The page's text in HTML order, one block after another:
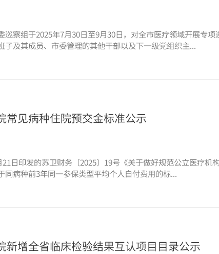
巡察组于2025年7月30日至9月30日，对全市医疗领域开展专
子及其成员、市委管理的其他干部以及下一级党组织主...
常见病种住院预交金标准公示
日印发的苏卫财务〔2025〕19号《关于做好规范公立医疗
同病种前3年同一参保类型平均个人自付费用的标...
新增全省临床检验结果互认项目目录公示